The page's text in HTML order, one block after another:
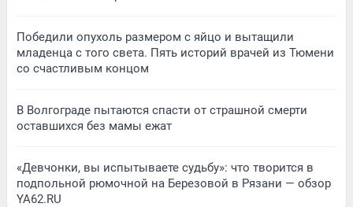
Победили опухоль размером с яйцо и вытащили
младенца с того света. Пять историй врачей из Тюмени
со счастливым концом
В Волгограде пытаются спасти от страшной смерти
оставшихся без мамы ежат
«Девчонки, вы испытываете судьбу»: что творится в
подпольной рюмочной на Березовой в Рязани — обзор
YA62.RU